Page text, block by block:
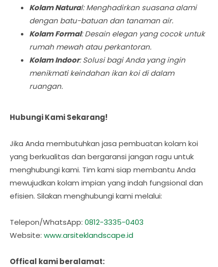
Kolam Natural: Menghadirkan suasana alami
dengan batu-batuan dan tanaman air.
Kolam Formal: Desain elegan yang cocok untuk
rumah mewah atau perkantoran.
Kolam Indoor: Solusi bagi Anda yang ingin
menikmati keindahan ikan koi di dalam
ruangan.
Hubungi Kami Sekarang!
Jika Anda membutuhkan jasa pembuatan kolam koi
yang berkualitas dan bergaransi jangan ragu untuk
menghubungi kami. Tim kami siap membantu Anda
mewujudkan kolam impian yang indah fungsional dan
efisien. Silakan menghubungi kami melalui:
Telepon/WhatsApp: 0812-3335-0403
Website: www.arsiteklandscape.id
Offical kami beralamat: